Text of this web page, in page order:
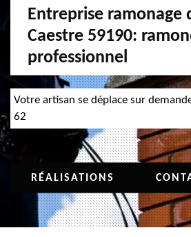
Entreprise ramonage
Caestre 59190:
professionnel
Votre artisan se déplace sur
62
RÉALISATIONS